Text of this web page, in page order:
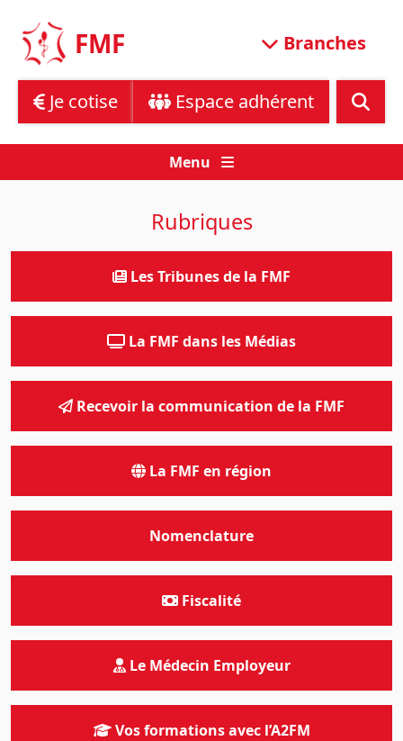
content
FMF Branches
Je cotise Espace adhérent
Menu
Rubriques
Les Tribunes de la FMF
La FMF dans les Médias
Recevoir la communication de la FMF
La FMF en région
Nomenclature
Fiscalité
Le Médecin Employeur
Vos formations avec l’A2FM